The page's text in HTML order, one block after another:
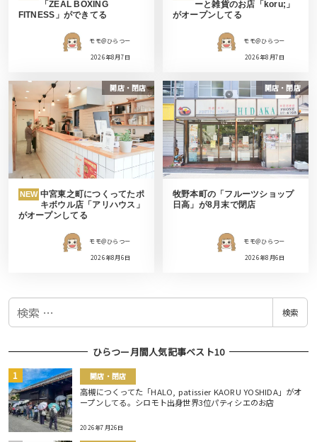
「ZEAL BOXING
FITNESS」ができてる
モモ＠ひらつー
2026年8月7日
ーと雑貨のお店「koru;」
がオープンしてる
モモ＠ひらつー
2026年8月7日
開店・閉店
NEW 中宮東之町につくってたポ
キボウル店「アリハウス」
がオープンしてる
モモ＠ひらつー
2026年8月6日
開店・閉店
牧野本町の「フルーツショップ
日高」が8月末で閉店
モモ＠ひらつー
2026年8月6日
検
検索
ひらつー月間人気記事ベスト10
開店・閉店
高槻につくってた「HALO, patissier KAORU YOSHIDA」がオ
ープンしてる。シロモト出身世界3位パティシエのお店
2026年7月26日